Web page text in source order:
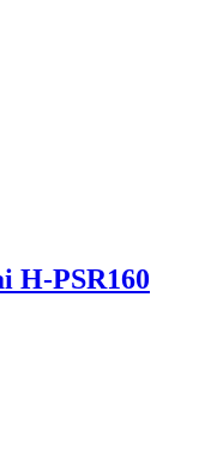
H-PSR160